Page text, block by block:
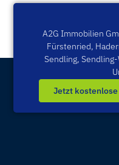
A2G Immobilien
Fürstenried,
Sendling,
Jetzt